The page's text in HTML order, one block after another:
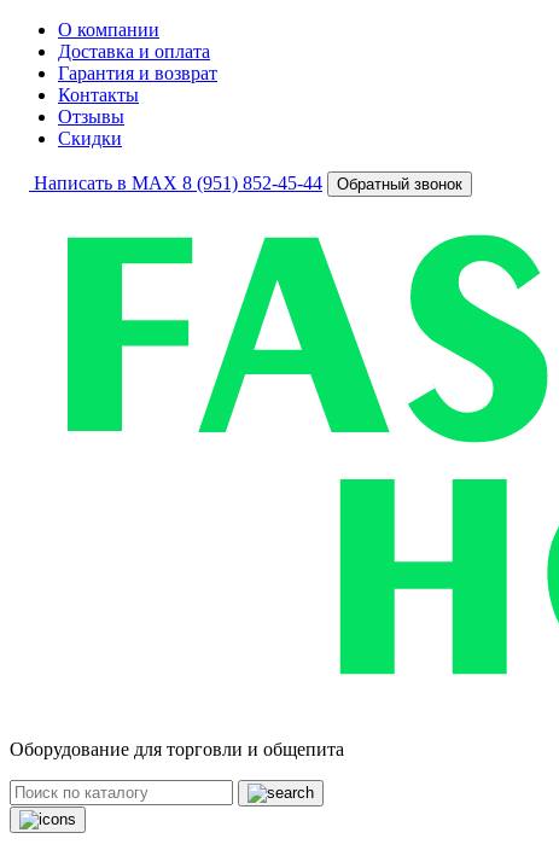
О компании
Доставка и оплата
Гарантия и возврат
Контакты
Отзывы
Скидки
Написать в MAX 8 (951) 852-45-44 Обратный звонок
Оборудование для торговли и общепита